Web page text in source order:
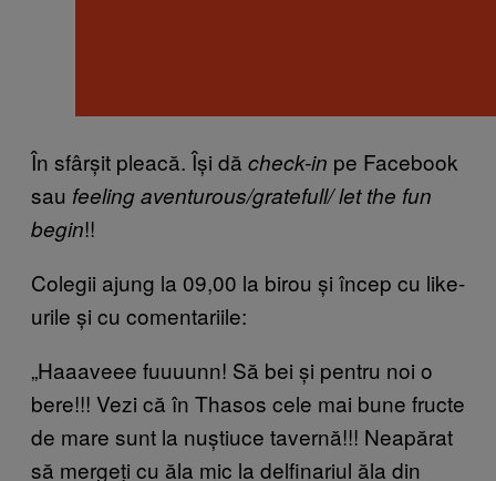
În sfârșit pleacă. Își dă check-in pe Facebook
sau feeling aventurous/gratefull/ let the fun
begin!!
Colegii ajung la 09,00 la birou și încep cu like-
urile și cu comentariile:
„Haaaveee fuuuunn! Să bei și pentru noi o
bere!!! Vezi că în Thasos cele mai bune fructe
de mare sunt la nuștiuce tavernă!!! Neapărat
să mergeți cu ăla mic la delfinariul ăla din